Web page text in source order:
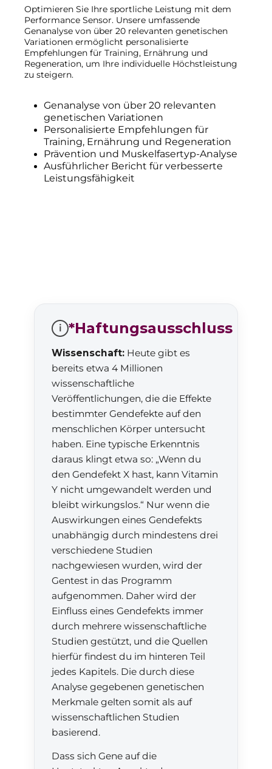
Optimieren Sie Ihre sportliche Leistung mit dem
Performance Sensor. Unsere umfassende
Genanalyse von über 20 relevanten genetischen
Variationen ermöglicht personalisierte
Empfehlungen für Training, Ernährung und
Regeneration, um Ihre individuelle Höchstleistung
zu steigern.
Genanalyse von über 20 relevanten
genetischen Variationen
Personalisierte Empfehlungen für
Training, Ernährung und Regeneration
Prävention und Muskelfasertyp-Analyse
Ausführlicher Bericht für verbesserte
Leistungsfähigkeit
i *Haftungsausschluss
Wissenschaft: Heute gibt es
bereits etwa 4 Millionen
wissenschaftliche
Veröffentlichungen, die die Effekte
bestimmter Gendefekte auf den
menschlichen Körper untersucht
haben. Eine typische Erkenntnis
daraus klingt etwa so: „Wenn du
den Gendefekt X hast, kann Vitamin
Y nicht umgewandelt werden und
bleibt wirkungslos.“ Nur wenn die
Auswirkungen eines Gendefekts
unabhängig durch mindestens drei
verschiedene Studien
nachgewiesen wurden, wird der
Gentest in das Programm
aufgenommen. Daher wird der
Einfluss eines Gendefekts immer
durch mehrere wissenschaftliche
Studien gestützt, und die Quellen
hierfür findest du im hinteren Teil
jedes Kapitels. Die durch diese
Analyse gegebenen genetischen
Merkmale gelten somit als auf
wissenschaftlichen Studien
basierend.
Dass sich Gene auf die